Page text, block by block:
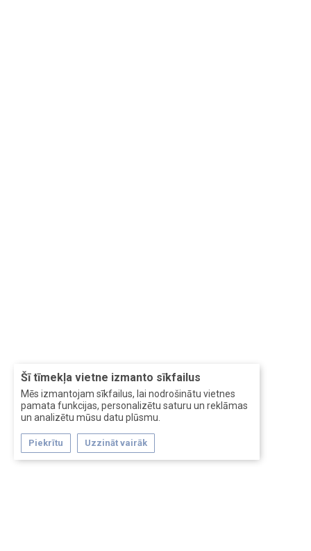
Šī tīmekļa vietne izmanto sīkfailus
Mēs izmantojam sīkfailus, lai nodrošinātu vietnes
pamata funkcijas, personalizētu saturu un reklāmas
un analizētu mūsu datu plūsmu.
Piekrītu Uzzināt vairāk